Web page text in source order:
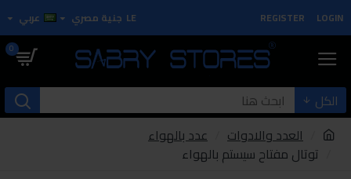
LOGIN
REGISTER
LE جنية مصري عربي
0
الكل
العدد والادوات
عدد بالهواء
توتال مفتاح سيستم بالهواء